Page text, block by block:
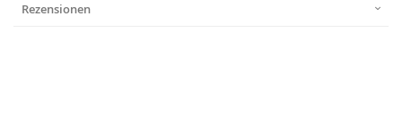
Rezensionen